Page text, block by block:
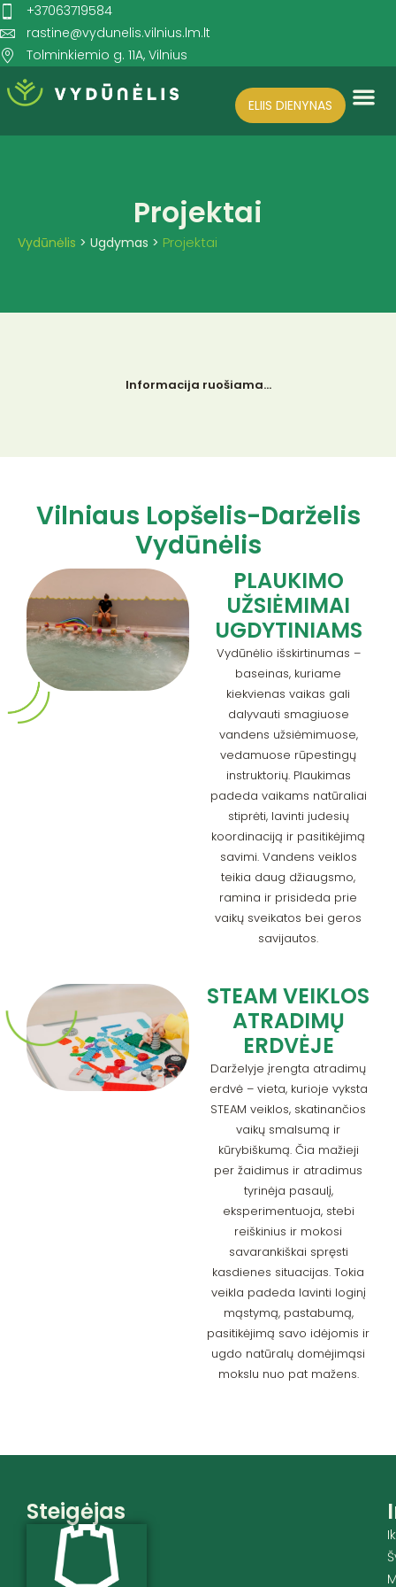
+37063719584
rastine@vydunelis.vilnius.lm.lt
Tolminkiemio g. 11A, Vilnius
ELIIS DIENYNAS
Projektai
Vydūnėlis > Ugdymas > Projektai
Informacija ruošiama…
Vilniaus Lopšelis-Darželis
Vydūnėlis
PLAUKIMO
UŽSIĖMIMAI
UGDYTINIAMS
Vydūnėlio išskirtinumas –
baseinas, kuriame
kiekvienas vaikas gali
dalyvauti smagiuose
vandens užsiėmimuose,
vedamuose rūpestingų
instruktorių. Plaukimas
padeda vaikams natūraliai
stiprėti, lavinti judesių
koordinaciją ir pasitikėjimą
savimi. Vandens veiklos
teikia daug džiaugsmo,
ramina ir prisideda prie
vaikų sveikatos bei geros
savijautos.
STEAM VEIKLOS
ATRADIMŲ
ERDVĖJE
Darželyje įrengta atradimų
erdvė – vieta, kurioje vyksta
STEAM veiklos, skatinančios
vaikų smalsumą ir
kūrybiškumą. Čia mažieji
per žaidimus ir atradimus
tyrinėja pasaulį,
eksperimentuoja, stebi
reiškinius ir mokosi
savarankiškai spręsti
kasdienes situacijas. Tokia
veikla padeda lavinti loginį
mąstymą, pastabumą,
pasitikėjimą savo idėjomis ir
ugdo natūralų domėjimąsi
mokslu nuo pat mažens.
Steigėjas